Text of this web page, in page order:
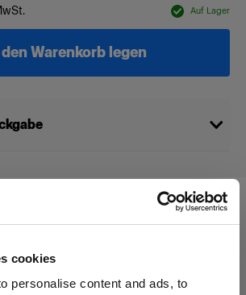
cookies
personalise content and ads, to
Auf Lager
den Warenkorb legen
mit: